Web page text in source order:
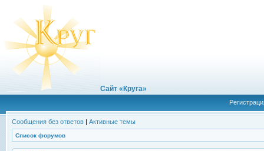
Сайт «Круга»
Сообщения без ответов | Активные темы
Список форумов